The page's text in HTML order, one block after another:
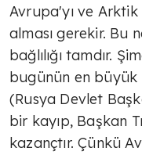
Avrupa'yı ve
alması gerekir. Bu
bağlılığı tamdır.
bugünün en büyük
(Rusya Devlet
bir kayıp, Başkan
kazançtır. Çünkü